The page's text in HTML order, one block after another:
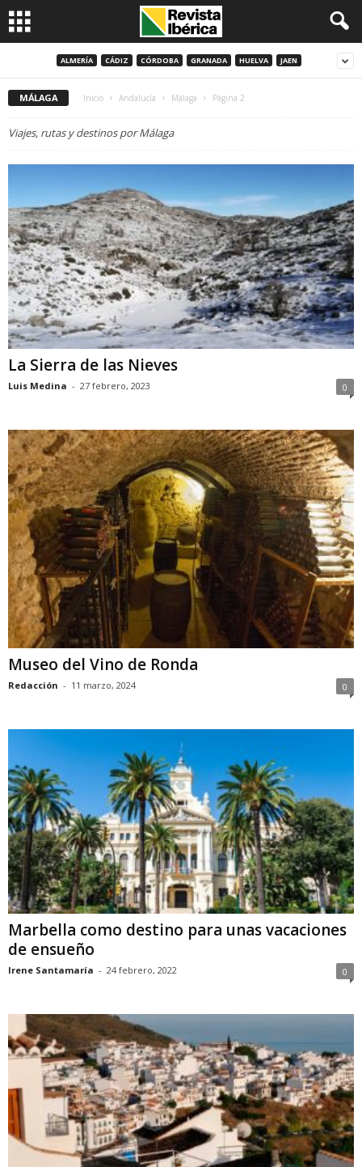
ALMERÍA CÁDIZ CÓRDOBA GRANADA HUELVA JAEN
MÁLAGA Inicio Andalucía Málaga Página 2
Viajes, rutas y destinos por Málaga
La Sierra de las Nieves
Luis Medina - 27 febrero, 2023 0
Museo del Vino de Ronda
Redacción - 11 marzo, 2024 0
Marbella como destino para unas vacaciones
de ensueño
Irene Santamaría - 24 febrero, 2022 0